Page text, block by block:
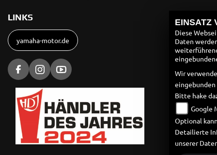
LINKS
yamaha-motor.de
EINSATZ
Diese
Daten
Wir
Bitte hake
Google
Optional
Detailierte
unserer